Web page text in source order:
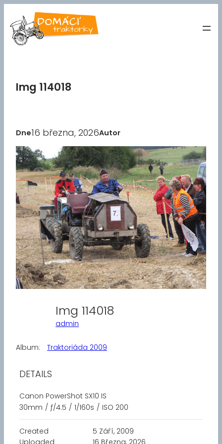
na
obsah
Img 114018
Dne16 března, 2026Autor
Img 114018
admin
Album: Traktoriáda 2009
DETAILS
Canon PowerShot SX10 IS
30mm / ƒ/4.5 / 1/160s / ISO 200
Created
5 Září, 2009
Uploaded
16 Března, 2026